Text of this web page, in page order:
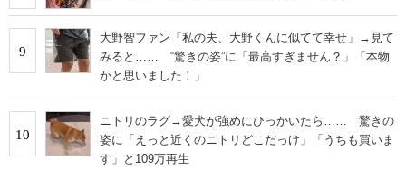
9
大野智ファン「私の夫、大野くんに似てて幸せ」→見て
みると…… ‟驚きの姿”に「最高すぎません？」「本物
かと思いました！」
10
ニトリのラグ→愛犬が強めにひっかいたら…… 驚きの
姿に「えっと近くのニトリどこだっけ」「うちも買いま
す」と109万再生